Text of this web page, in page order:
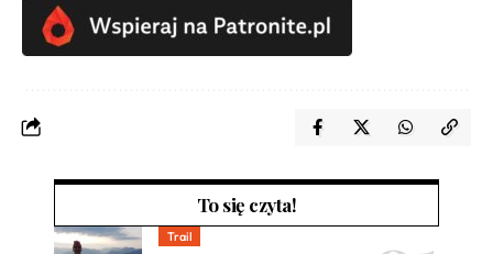
To się czyta!
Trail